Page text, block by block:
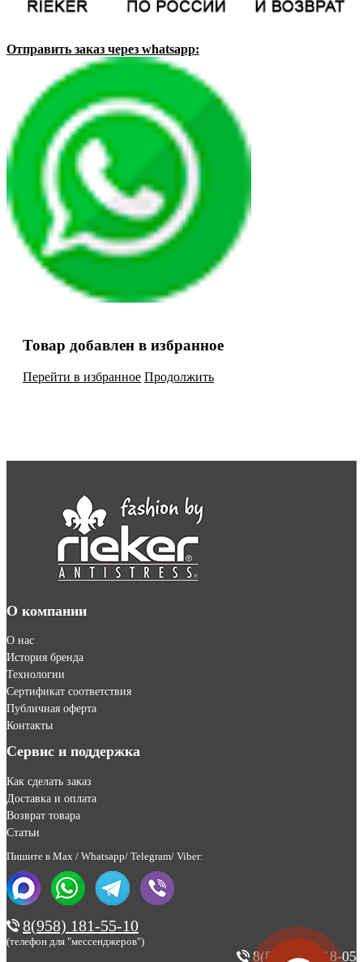
Отправить заказ через whatsapp:
Товар добавлен в избранное
Перейти в избранное Продолжить
О компании
О нас
История бренда
Технологии
Сертификат соответствия
Публичная оферта
Контакты
Сервис и поддержка
Как сделать заказ
Доставка и оплата
Возврат товара
Статьи
Пишите в Max / Whatsapp/ Telegram/ Viber:
8(958) 181-55-10
(телефон для "мессенджеров")
8(800) 200-18-05